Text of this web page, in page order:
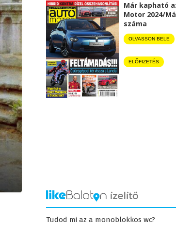
Már kapható
Motor 2024/
száma
OLVASSON BELE
ELŐFIZETÉS
Tudod mi az a monoblokkos wc?